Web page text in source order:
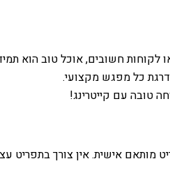
חשובים, אוכל טוב הוא
כל מפגש מקצועי.
טובה עם קייטרינג!
מותאם אישית. אין צורך